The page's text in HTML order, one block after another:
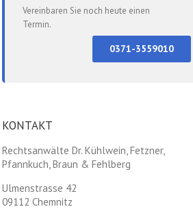
Vereinbaren Sie noch heute einen
Termin.
0371-3559010
KONTAKT
Rechtsanwälte Dr. Kühlwein, Fetzner,
Pfannkuch, Braun & Fehlberg
Ulmenstrasse 42
09112 Chemnitz